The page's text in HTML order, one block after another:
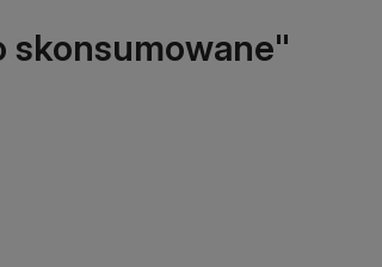
skonsumowane"